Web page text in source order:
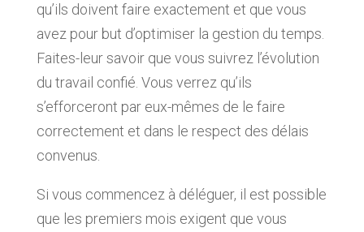
qu’ils doivent faire exactement et que vous
avez pour but d’optimiser la gestion du temps.
Faites-leur savoir que vous suivrez l’évolution
du travail confié. Vous verrez qu’ils
s’efforceront par eux-mêmes de le faire
correctement et dans le respect des délais
convenus.
Si vous commencez à déléguer, il est possible
que les premiers mois exigent que vous